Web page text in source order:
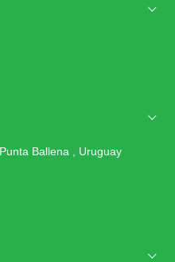
Ballena , Uruguay